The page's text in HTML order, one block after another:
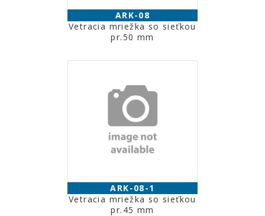
ARK-08
Vetracia mriežka so sieťkou
pr.50 mm
ARK-08-1
Vetracia mriežka so sieťkou
pr.45 mm